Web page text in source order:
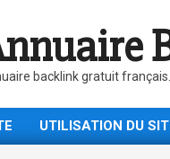
backlink gratuit
UTILISATION DU